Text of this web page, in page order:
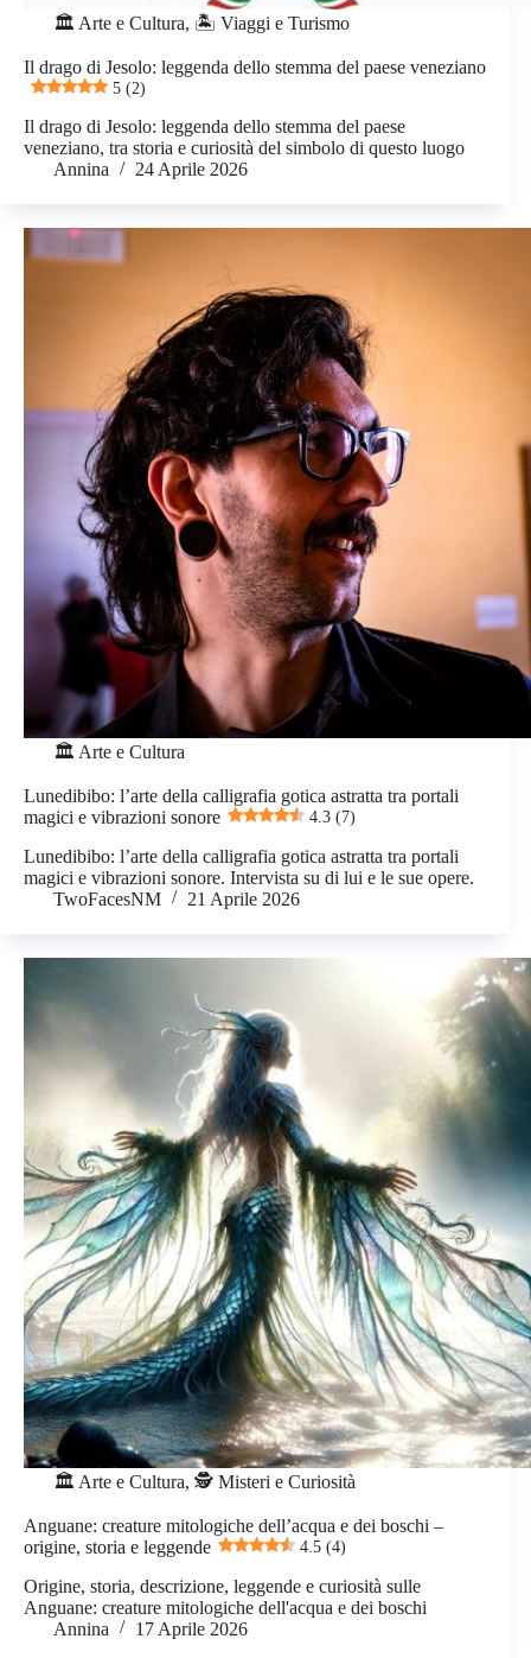
🏛️ Arte e Cultura, 🏝️ Viaggi e Turismo
Il drago di Jesolo: leggenda dello stemma del paese veneziano
5 (2)
Il drago di Jesolo: leggenda dello stemma del paese
veneziano, tra storia e curiosità del simbolo di questo luogo
Annina
24 Aprile 2026
🏛️ Arte e Cultura
Lunedibibo: l’arte della calligrafia gotica astratta tra portali
magici e vibrazioni sonore
4.3 (7)
Lunedibibo: l’arte della calligrafia gotica astratta tra portali
magici e vibrazioni sonore. Intervista su di lui e le sue opere.
TwoFacesNM
21 Aprile 2026
🏛️ Arte e Cultura, 🕵️ Misteri e Curiosità
Anguane: creature mitologiche dell’acqua e dei boschi –
origine, storia e leggende
4.5 (4)
Origine, storia, descrizione, leggende e curiosità sulle
Anguane: creature mitologiche dell'acqua e dei boschi
Annina
17 Aprile 2026